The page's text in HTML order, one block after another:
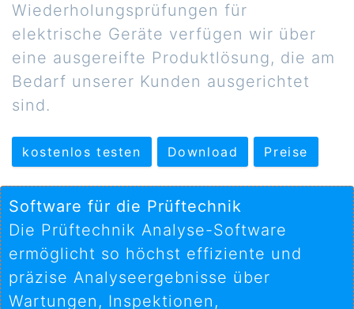
Wiederholungsprüfungen für
elektrische Geräte verfügen wir über
eine ausgereifte Produktlösung, die am
Bedarf unserer Kunden ausgerichtet
sind.
kostenlos testen Download Preise
Software für die Prüftechnik
Die Prüftechnik Analyse-Software
ermöglicht so höchst effiziente und
präzise Analyseergebnisse über
Wartungen, Inspektionen,